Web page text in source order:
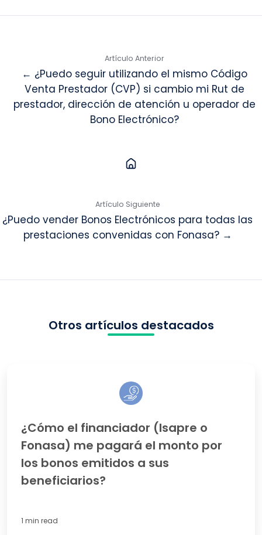
Artículo Anterior
← ¿Puedo seguir utilizando el mismo Código
Venta Prestador (CVP) si cambio mi Rut de
prestador, dirección de atención u operador de
Bono Electrónico?
Artículo Siguiente
¿Puedo vender Bonos Electrónicos para todas las
prestaciones convenidas con Fonasa? →
Otros artículos destacados
Fonasa)
monto
bonos
¿Cómo el financiador (Isapre o
Fonasa) me pagará el monto por
los bonos emitidos a sus
beneficiarios?
1 min read